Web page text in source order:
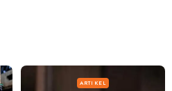
ARTIKEL